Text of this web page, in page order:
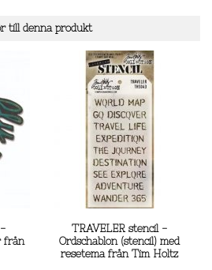
till denna produkt
-
från
TRAVELER stencil -
Ordschablon (stencil) med
resetema från Tim Holtz